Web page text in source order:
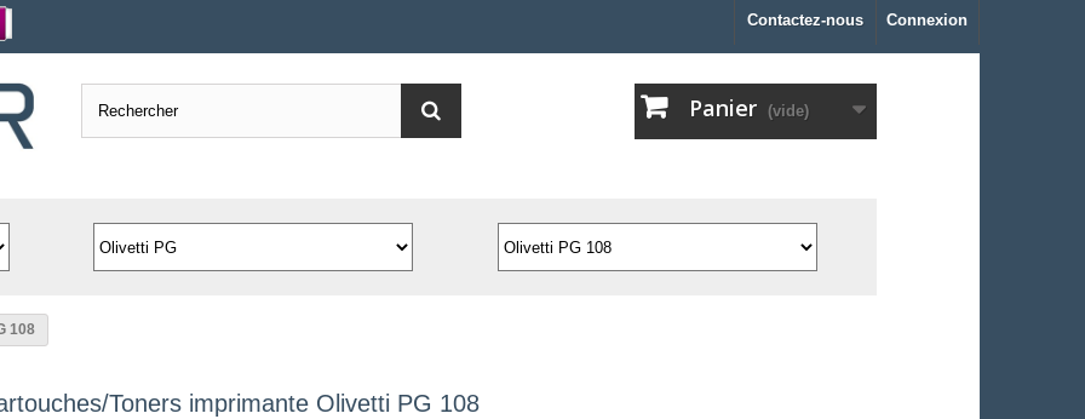
Connexion
Contactez-nous
Panier (vide)
108
Toners imprimante Olivetti PG 108